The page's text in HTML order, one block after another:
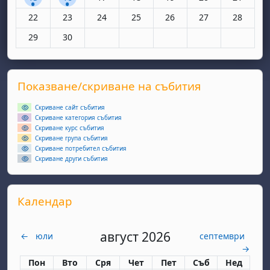
Няма събития, понеделник, 22 юни
22 Няма събития, вторник, 23 юни
23 Няма събития, сряда, 24 юни
24 Няма събития, четвъртък, 25 юни
25 Няма събития, петък, 26
26 Няма събития,
27 Няма
28
Няма събития, понеделник, 29 юни
29 Няма събития, вторник, 30 юни
30
Supplementary blocks
Прескочи Показване/скриване на събития
Показване/скриване на събития
Скриване сайт събития
Скриване категория събития
Скриване курс събития
Скриване група събития
Скриване потребител събития
Скриване други събития
Прескочи Календар
Календар
← юли август 2026
септември
→
Понеделник
Пон вторник
Вто сряда
Сря четвъртък
Чет петък
Пет събота
Съб неделя
Нед